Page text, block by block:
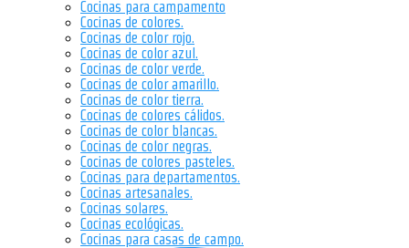
Cocinas para campamento
Cocinas de colores.
Cocinas de color rojo.
Cocinas de color azul.
Cocinas de color verde.
Cocinas de color amarillo.
Cocinas de color tierra.
Cocinas de colores cálidos.
Cocinas de color blancas.
Cocinas de color negras.
Cocinas de colores pasteles.
Cocinas para departamentos.
Cocinas artesanales.
Cocinas solares.
Cocinas ecológicas.
Cocinas para casas de campo.